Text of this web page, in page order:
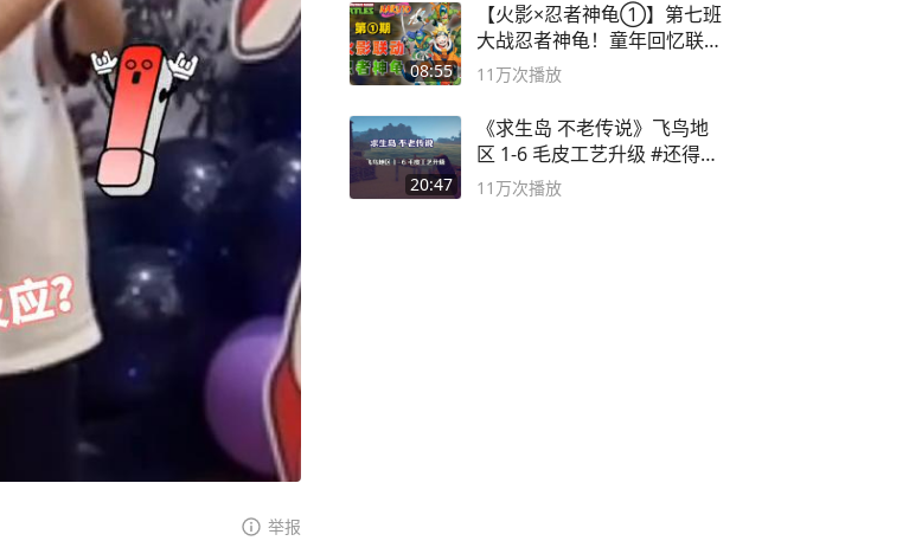
举报
08:55
【火影×忍者神龟①】第七班
大战忍者神龟！童年回忆联动
论武？
11万次播放
20:47
《求生岛 不老传说》飞鸟地
区 1-6 毛皮工艺升级 #还得是
主机大作
11万次播放